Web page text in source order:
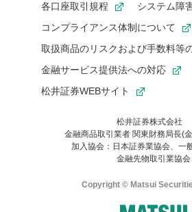
各口座取引規程
システム障
コンプライアンス体制について
取扱商品のリスクおよび手数料等
金融サービス提供法への対応
松井証券WEBサイト
松井証券株式会社
金融商品取引業者 関東財務局長(
加入協会：日本証券業協会、一
金融先物取引業協会
Copyright © Matsui
お気に入り機能は松井証券の会員限定の
お気に入り登録いただくと、後からいつ
ンツを一覧でご確認いただけます。
ご利用いただくには口座開設が必要です。
はご利用の端末で一度ログインしてくださ